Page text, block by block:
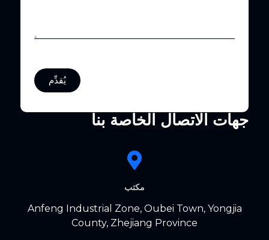
يُقدِّم
جهات الاتصال الخاصة بنا
مكتب
Anfeng Industrial Zone, Oubei Town, Yongjia
County, Zhejiang Province